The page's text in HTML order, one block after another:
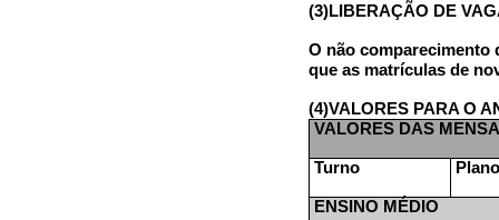
(3)LIBERAÇÃO DE
O não comparecimento
que as matrículas de
(4)VALORES PARA O
VALORES DAS
Turno
ENSINO MÉDIO